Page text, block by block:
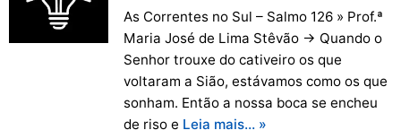
As Correntes no Sul – Salmo 126 » Prof.ª
Maria José de Lima Stêvão → Quando o
Senhor trouxe do cativeiro os que
voltaram a Sião, estávamos como os que
sonham. Então a nossa boca se encheu
de riso e Leia mais… »